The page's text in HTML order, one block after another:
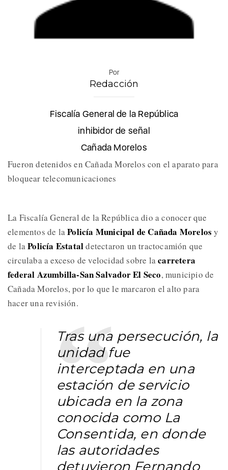
Por
Redacción
Fiscalía General de la República
inhibidor de señal
Cañada Morelos
Fueron detenidos en Cañada Morelos con el aparato para
bloquear telecomunicaciones
La Fiscalía General de la República dio a conocer que
elementos de laPolicía Municipal de Cañada Morelos y
de laPolicía Estataldetectaron un tractocamión que
circulaba a exceso de velocidad sobre lacarretera
federal Azumbilla-San Salvador El Seco, municipio de
Cañada Morelos, por lo que le marcaron el alto para
hacer una revisión.
Tras una persecución, la
unidad fue
interceptada en una
estación de servicio
ubicada en la zona
conocida como La
Consentida, en donde
las autoridades
detuvieron Fernando